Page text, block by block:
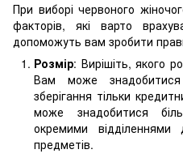
При виборі червоного
факторів, які варто
допоможуть вам зробити
Розмір: Вирішіть, якого
Вам може
зберігання тільки
може знадобитися
окремими
предметів.